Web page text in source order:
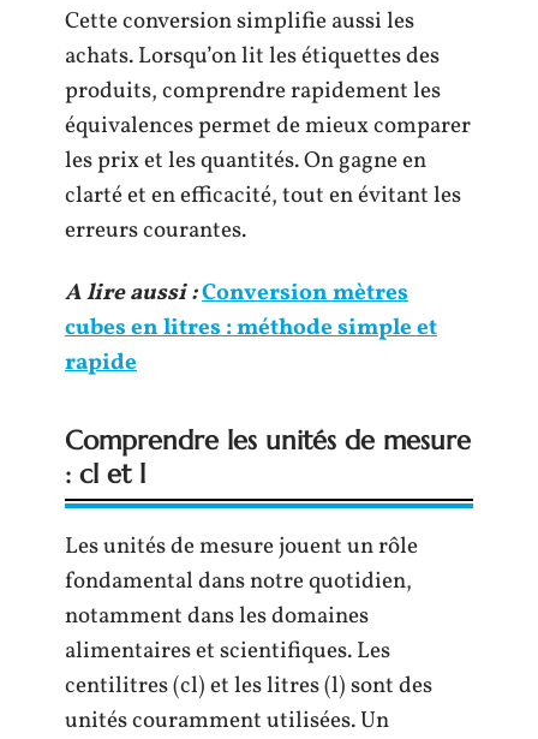
Cette conversion simplifie aussi les
achats. Lorsqu’on lit les étiquettes des
produits, comprendre rapidement les
équivalences permet de mieux comparer
les prix et les quantités. On gagne en
clarté et en efficacité, tout en évitant les
erreurs courantes.
A lire aussi :Conversion mètres
cubes en litres : méthode simple et
rapide
Comprendre les unités de mesure
: cl et l
Les unités de mesure jouent un rôle
fondamental dans notre quotidien,
notamment dans les domaines
alimentaires et scientifiques. Les
centilitres (cl) et les litres (l) sont des
unités couramment utilisées. Un